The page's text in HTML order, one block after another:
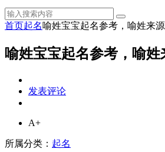
首页起名喻姓宝宝起名参考，喻姓来源
喻姓宝宝起名参考，喻姓
发表评论
A+
所属分类： 起名